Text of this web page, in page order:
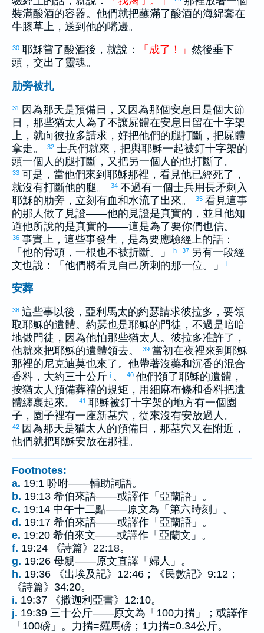
裝滿酸酒的容器。他們就把蘸滿了酸酒的海綿套在
牛膝草上，送到他的嘴邊。
30 耶穌嘗了酸酒後，就說： 「 成了 ！ 」 然後垂下
頭，交出了靈魂。
肋旁被扎
31
因為那天是預備日，又因為那個安息日是個大節
日，那些猶太 人為了不讓屍體在安息日留在十字架
上，就向彼拉多請求，好把他們的腿打斷，把屍體
拿走。
32 士兵們就來，把與耶穌一起被釘十字架的
頭一個人的腿打斷，又把另一個人的也打斷了。
33 可是，當他們來到耶穌那裡，看見他已經死了，
就沒有打斷他的腿。
34 不過有一個士兵用長矛刺入
耶穌的肋旁，立刻有血和水流了出來。
35 看見這事
的那人做了見證——他的見證是真實的，並且他知
道他所說的是真實的——這是為了要你們也信。
36 事實上，這些事發生，是為要應驗經上的話：
「他的骨頭，一根也不被折斷。」
h 37 另有一段經
文也說：「他們將看見自己所刺的那一位。」
i
安葬
38 這些事以後， 亞利馬太的約瑟請求彼拉多 ，要領
取耶穌的遺體。 約瑟也是耶穌的門徒，不過是暗暗
地做門徒，因為他怕那些猶太 人。 彼拉多准許了，
他就來把耶穌的遺體領去。
39 當初在夜裡來到耶穌
那裡的尼克迪莫也來了。他帶著沒藥和沉香的混合
香料，大約三十公斤 j 。 40 他們領了耶穌的遺體，
按猶太 人預備葬禮的規矩，用細麻布條和香料把遺
體纏裹起來。
41 耶穌被釘十字架的地方有一個園
子，園子裡有一座新墓穴，從來沒有安放過人。
42 因為那天是猶太 人的預備日，那墓穴又在附近，
他們就把耶穌安放在那裡。
Footnotes:
a. 19:1 吩咐——輔助詞語。
b. 19:13 希伯來語——或譯作「亞蘭語」。
c. 19:14 中午十二點——原文為「第六時刻」。
d. 19:17 希伯來語——或譯作「亞蘭語」。
e. 19:20 希伯來文——或譯作「亞蘭文」。
f. 19:24 《詩篇》22:18。
g. 19:26 母親——原文直譯「婦人」。
h. 19:36 《出埃及記》12:46；《民數記》9:12；
《詩篇》34:20。
i. 19:37 《撒迦利亞書》12:10。
j. 19:39 三十公斤——原文為「100力揣」；或譯作
「100磅」。力揣=羅馬磅；1力揣=0.34公斤。